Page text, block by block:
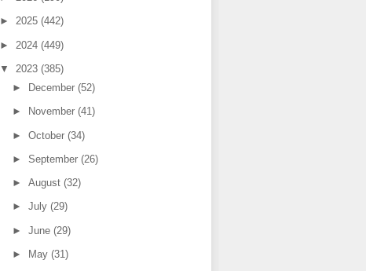
► 2025 (442)
► 2024 (449)
▼ 2023 (385)
►
December (52)
► November (41)
► October (34)
► September (26)
► August (32)
► July (29)
► June (29)
► May (31)